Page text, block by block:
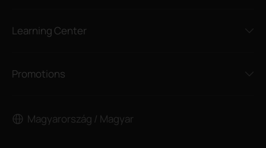
Learning Center
Promotions
Magyarország / Magyar